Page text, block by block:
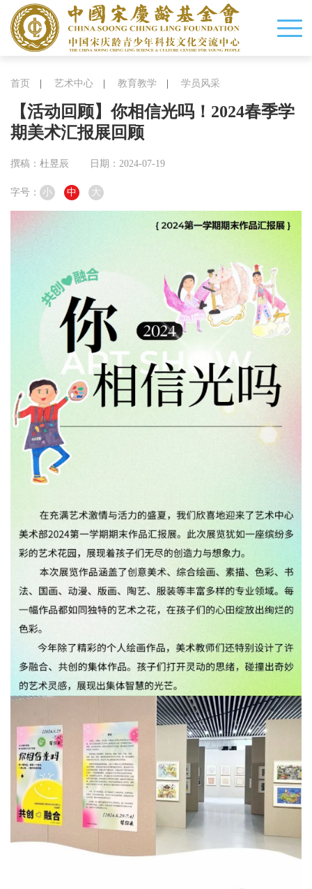
首页 艺术中心 教育教学 学员风采
【活动回顾】你相信光吗！2024春季学
期美术汇报展回顾
撰稿：杜昱辰 日期：2024-07-19
字号： 小 中 大